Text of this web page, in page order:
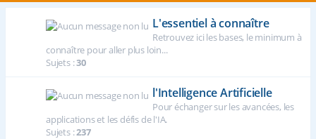
L'essentiel à connaître
Retrouvez ici les bases, le minimum à
connaître pour aller plus loin...
Sujets :30
l'Intelligence Artificielle
Pour échanger sur les avancées, les
applications et les défis de l'IA.
Sujets :237